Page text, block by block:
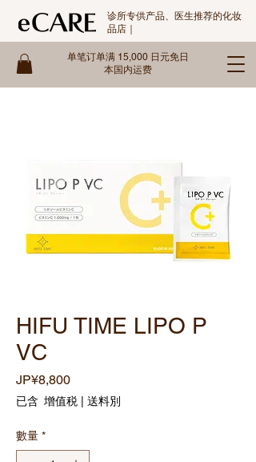
单笔订单满 15,000 日元免日
本国内运费
诊所专供产品、医生推荐的化妆
品店｜
HIFU TIME LIPO P
VC
JP¥8,800價
格
已含 增值税 送料別
數量 *